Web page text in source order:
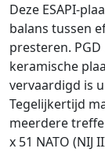
Deze ESAPI-
balans tussen
presteren.
keramische
vervaardigd is
Tegelijkertijd
meerdere
x 51 NATO (NIJ